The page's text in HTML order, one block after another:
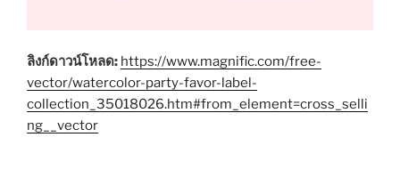
ลิงก์ดาวน์โหลด: https://www.magnific.com/free-
vector/watercolor-party-favor-label-
collection_35018026.htm#from_element=cross_selli
ng__vector